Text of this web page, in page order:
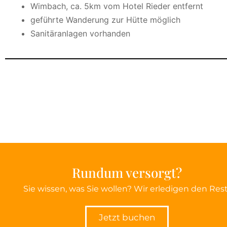
Wimbach, ca. 5km vom Hotel Rieder entfernt
geführte Wanderung zur Hütte möglich
Sanitäranlagen vorhanden
Rundum versorgt?
Sie wissen, was Sie wollen? Wir erledigen den
Jetzt buchen